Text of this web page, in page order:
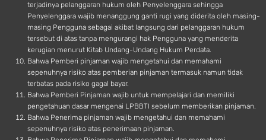
terjadinya pelanggaran hukum oleh Penyelenggara sehingga
Penyelenggara wajib menanggung ganti rugi yang diderita oleh masing-
masing Pengguna sebagai akibat langsung dari pelanggaran hukum
tersebut di atas tanpa mengurangi hak Pengguna yang menderita
kerugian menurut Kitab Undang-Undang Hukum Perdata.
Bahwa Pemberi pinjaman wajib mengetahui dan memahami
sepenuhnya risiko atas pemberian pinjaman termasuk namun tidak
terbatas pada risiko gagal bayar.
Bahwa Pemberi Pinjaman wajib untuk mempelajari dan memiliki
pengetahuan dasar mengenai LPBBTI sebelum memberikan pinjaman.
Bahwa Penerima pinjaman wajib mengetahui dan memahami
sepenuhnya risiko atas penerimaan pinjaman.